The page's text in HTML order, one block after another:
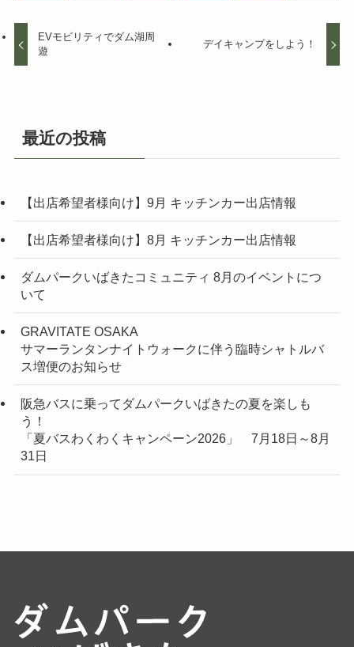
EVモビリティでダム湖周
遊
デイキャンプをしよう！
最近の投稿
【出店希望者様向け】9月 キッチンカー出店情報
【出店希望者様向け】8月 キッチンカー出店情報
ダムパークいばきたコミュニティ 8月のイベントにつ
いて
GRAVITATE OSAKA
サマーランタンナイトウォークに伴う臨時シャトルバ
ス増便のお知らせ
阪急バスに乗ってダムパークいばきたの夏を楽しも
う！
「夏バスわくわくキャンペーン2026」 7月18日～8月
31日